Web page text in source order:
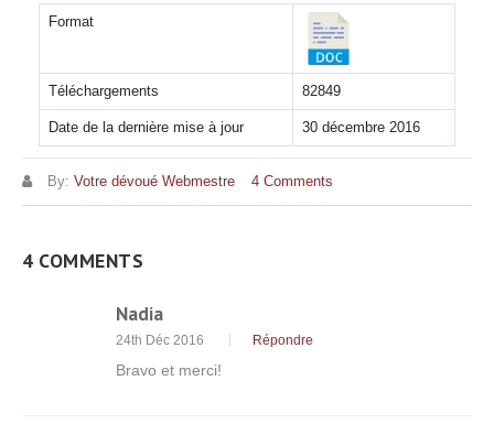
Format
Téléchargements 82849
Date de la dernière mise à jour 30 décembre 2016
By: Votre dévoué Webmestre 4 Comments
4 COMMENTS
Nadia
24th Déc 2016 Répondre
Bravo et merci!